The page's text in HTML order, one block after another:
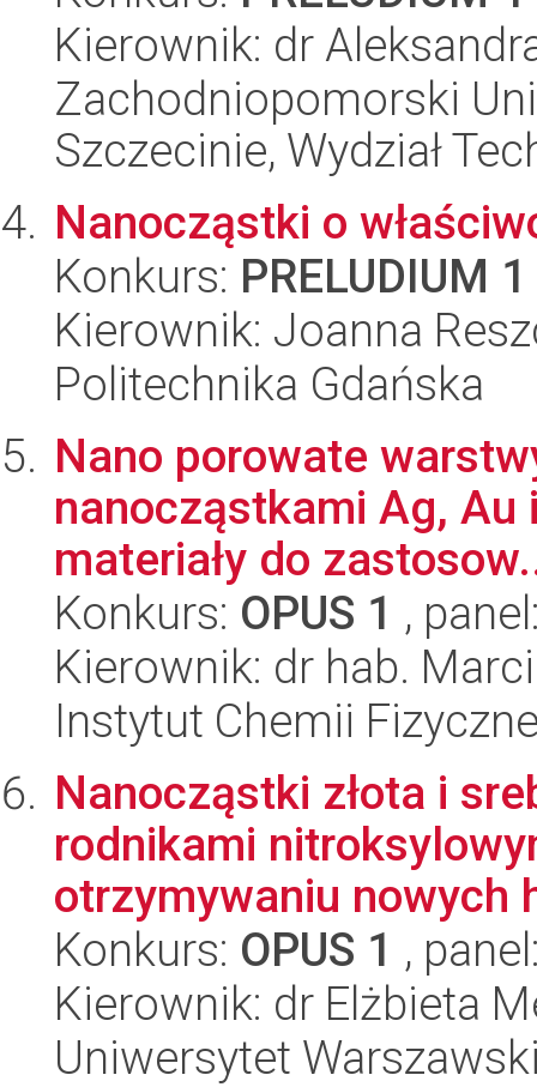
Kierownik: dr
Zachodniopomorski
Szczecinie, Wydział
Nanocząstki o
Konkurs: PRELUDIUM 1
Kierownik: Joanna
Politechnika Gdańska
Nano porowate
nanocząstkami Ag,
materiały do
Konkurs: OPUS 1 ,
Kierownik: dr hab.
Instytut Chemii
Nanocząstki złota i
rodnikami
otrzymywaniu nowych
Konkurs: OPUS 1 ,
Kierownik: dr Elżbieta
Uniwersytet